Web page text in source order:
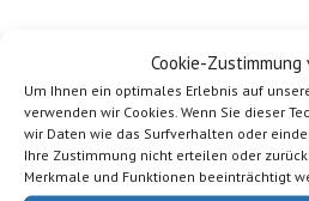
Cookie-
Um Ihnen ein optimales Erlebnis auf
verwenden wir Cookies. Wenn Sie dieser
wir Daten wie das Surfverhalten oder
Ihre Zustimmung nicht erteilen oder
Merkmale und Funktionen beeinträchtigt